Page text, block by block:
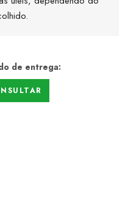
de entrega: